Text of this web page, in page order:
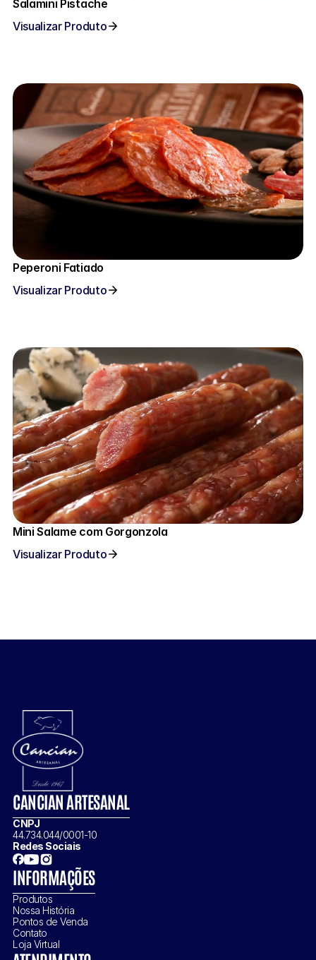
Salamini Pistache
Visualizar Produto
Peperoni Fatiado
Visualizar Produto
Mini Salame com Gorgonzola
Visualizar Produto
CANCIAN ARTESANAL
CNPJ
44.734.044/0001-10
Redes Sociais
INFORMAÇÕES
Produtos
Nossa História
Pontos de Venda
Contato
Loja Virtual